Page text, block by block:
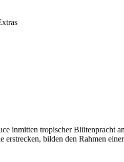
inmitten tropischer Blütenpracht
bilden den Rahmen